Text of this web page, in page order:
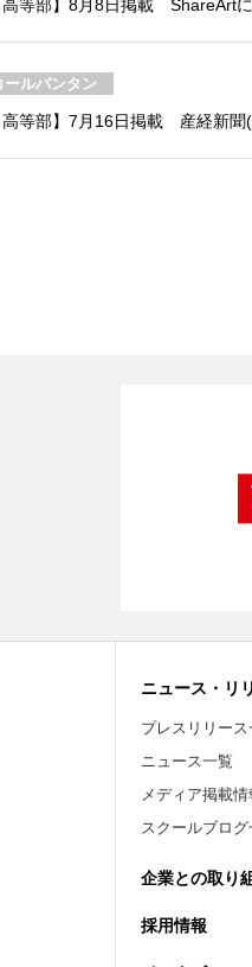
高等部】8月8日掲載 ShareArt
ールバンタン
高等部】7月16日掲載 産経新
ニュース・リ
プレスリリース
ニュース一覧
メディア掲載
スクールブログ
企業との取り
採用情報